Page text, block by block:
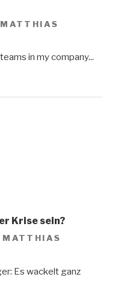
MATTHIAS
in my company...
Krise sein?
MATTHIAS
Es wackelt ganz